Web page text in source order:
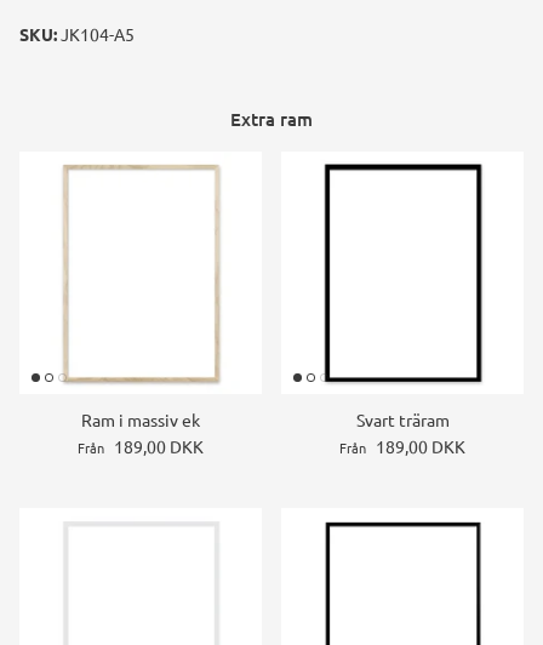
SKU:JK104-A5
Extra ram
Ram i massiv ek
Från 189,00 DKK
Svart träram
Från 189,00 DKK